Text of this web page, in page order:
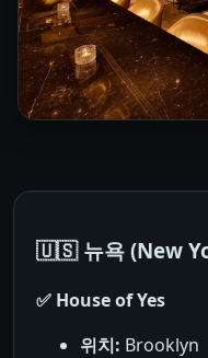
🇺🇸 뉴욕 (New
✅ House of Yes
위치: Brooklyn